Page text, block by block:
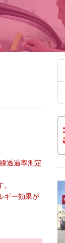
透過率測定
ギー効果が